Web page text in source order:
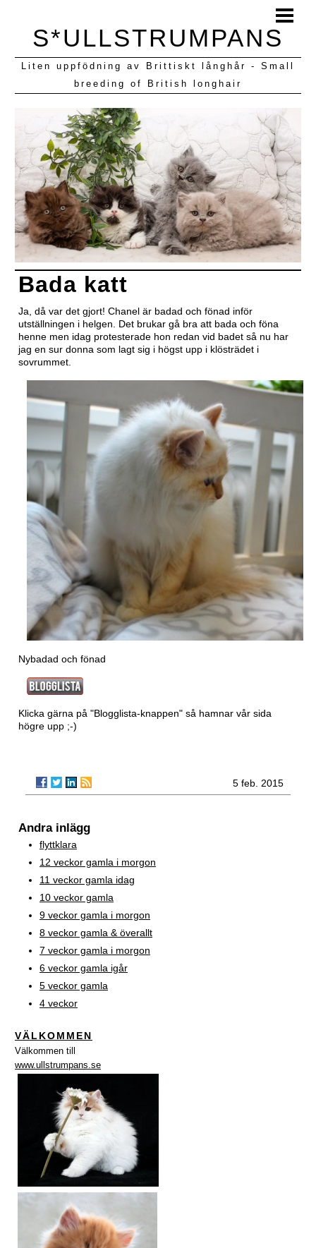
BLOGG
KULLAR VI HAFT
S*ULLSTRUMPANS
Liten uppfödning av Brittiskt långhår - Small
breeding of British longhair
Bada katt
Ja, då var det gjort! Chanel är badad och fönad inför
utställningen i helgen. Det brukar gå bra att bada och föna
henne men idag protesterade hon redan vid badet så nu har
jag en sur donna som lagt sig i högst upp i klösträdet i
sovrummet.
Nybadad och fönad
Klicka gärna på "Blogglista-knappen" så hamnar vår sida
högre upp ;-)
5 feb. 2015
Andra inlägg
flyttklara
12 veckor gamla i morgon
11 veckor gamla idag
10 veckor gamla
9 veckor gamla i morgon
8 veckor gamla & överallt
7 veckor gamla i morgon
6 veckor gamla igår
5 veckor gamla
4 veckor
VÄLKOMMEN
Välkommen till
www.ullstrumpans.se